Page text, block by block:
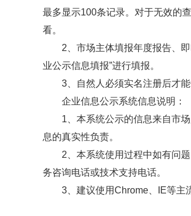
最多显示100条记录。对于无效的
看。
2、市场主体填报年度报告、
业公示信息填报”进行填报。
3、自然人必须实名注册后才
企业信息公示系统信息说明：
1、本系统公示的信息来自市
息的真实性负责。
2、本系统使用过程中如有问
务咨询电话或技术支持电话。
3、建议使用Chrome、IE等主